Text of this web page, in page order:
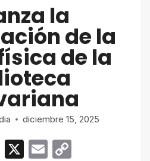
la
de la
de la
diciembre 15, 2025
T
X
E